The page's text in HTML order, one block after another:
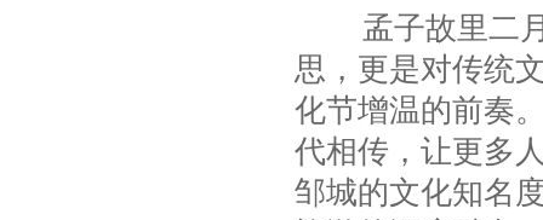
孟子故里二月
思，更是对传统
化节增温的前奏
代相传，让更多
邹城的文化知名